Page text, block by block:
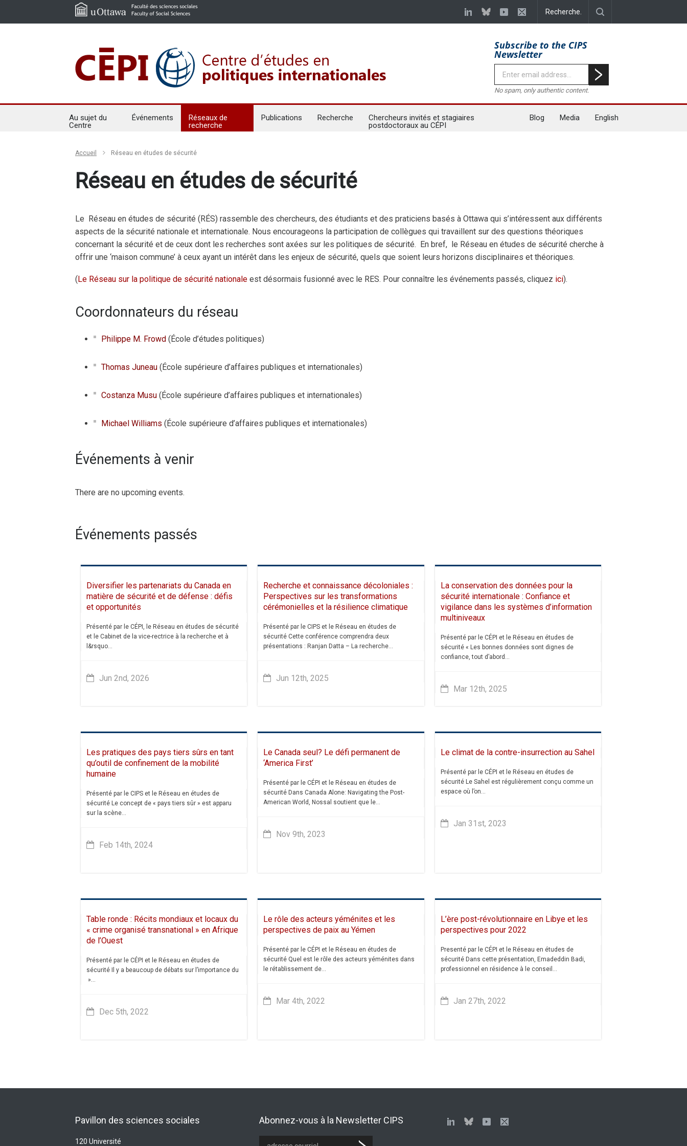
Subscribe to the CIPS
Newsletter
No spam, only authentic content.
Au sujet du
Centre
Événements
Réseaux de
recherche
Publications Recherche
Chercheurs invités et stagiaires
postdoctoraux au CÉPI
Blog Media English
Accueil Réseau en études de sécurité
Réseau en études de sécurité
Le Réseau en études de sécurité (RÉS) rassemble des chercheurs, des étudiants et des praticiens basés à Ottawa qui s’intéressent aux différents
aspects de la sécurité nationale et internationale. Nous encourageons la participation de collègues qui travaillent sur des questions théoriques
concernant la sécurité et de ceux dont les recherches sont axées sur les politiques de sécurité. En bref, le Réseau en études de sécurité cherche à
offrir une ‘maison commune’ à ceux ayant un intérêt dans les enjeux de sécurité, quels que soient leurs horizons disciplinaires et théoriques.
(Le Réseau sur la politique de sécurité nationale est désormais fusionné avec le RES. Pour connaître les événements passés, cliquez ici).
Coordonnateurs du réseau
Philippe M. Frowd (École d’études politiques)
Thomas Juneau (École supérieure d’affaires publiques et internationales)
Costanza Musu (École supérieure d’affaires publiques et internationales)
Michael Williams (École supérieure d’affaires publiques et internationales)
Événements à venir
There are no upcoming events.
Événements passés
Diversifier les partenariats du Canada en
matière de sécurité et de défense : défis
et opportunités
Présenté par le CÉPI, le Réseau en études de sécurité
et le Cabinet de la vice-rectrice à la recherche et à
l&rsquo...
Jun 2nd, 2026
Recherche et connaissance décoloniales :
Perspectives sur les transformations
cérémonielles et la résilience climatique
Présenté par le CIPS et le Réseau en études de
sécurité Cette conférence comprendra deux
présentations : Ranjan Datta – La recherche...
Jun 12th, 2025
La conservation des données pour la
sécurité internationale : Confiance et
vigilance dans les systèmes d’information
multiniveaux
Présenté par le CÉPI et le Réseau en études de
sécurité « Les bonnes données sont dignes de
confiance, tout d’abord...
Mar 12th, 2025
Les pratiques des pays tiers sûrs en tant
qu’outil de confinement de la mobilité
humaine
Présenté par le CIPS et le Réseau en études de
sécurité Le concept de « pays tiers sûr » est apparu
sur la scène...
Feb 14th, 2024
Le Canada seul? Le défi permanent de
‘America First’
Présenté par le CÉPI et le Réseau en études de
sécurité Dans Canada Alone: Navigating the Post-
American World, Nossal soutient que le...
Nov 9th, 2023
Le climat de la contre-insurrection au Sahel
Présenté par le CÉPI et le Réseau en études de
sécurité Le Sahel est régulièrement conçu comme un
espace où l’on...
Jan 31st, 2023
Table ronde : Récits mondiaux et locaux du
« crime organisé transnational » en Afrique
de l’Ouest
Présenté par le CÉPI et le Réseau en études de
sécurité Il y a beaucoup de débats sur l’importance du
»...
Dec 5th, 2022
Le rôle des acteurs yéménites et les
perspectives de paix au Yémen
Présenté par le CÉPI et le Réseau en études de
sécurité Quel est le rôle des acteurs yéménites dans
le rétablissement de...
Mar 4th, 2022
L’ère post-révolutionnaire en Libye et les
perspectives pour 2022
Presenté par le CÉPI et le Réseau en études de
sécurité Dans cette présentation, Emadeddin Badi,
professionnel en résidence à le conseil...
Jan 27th, 2022
Pavillon des sciences sociales
120 Université
Abonnez-vous à la Newsletter CIPS